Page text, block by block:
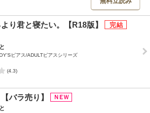
り君と寝たい。【R18版】
ピアス/ADULTピアスシリーズ
(4.3)
バラ売り】